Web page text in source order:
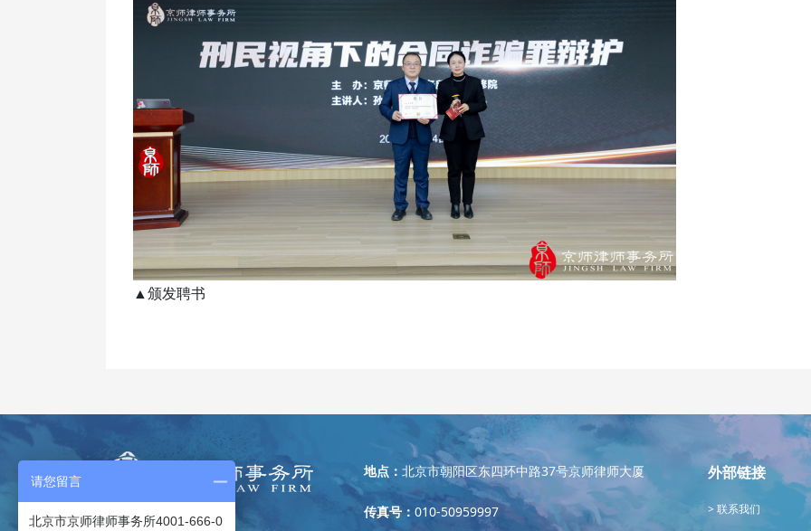
▲颁发聘书
地点： 北京市朝阳区东四环中路37号京师律师大厦
传真号： 010-50959997
外部链接
联系我们
请您留言
北京市京师律师事务所4001-666-0